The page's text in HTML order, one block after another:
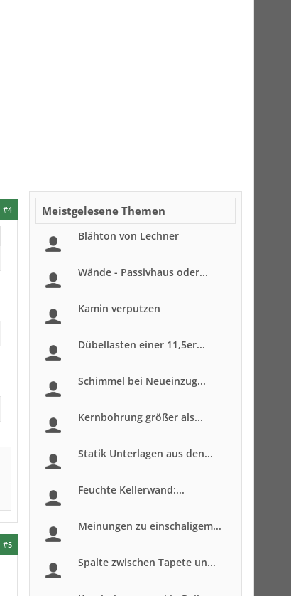
#4
#5
Meistgelesene Themen
Blähton von Lechner
Wände - Passivhaus oder...
Kamin verputzen
Dübellasten einer 11,5er...
Schimmel bei Neueinzug...
Kernbohrung größer als...
Statik Unterlagen aus den...
Feuchte Kellerwand:...
Meinungen zu einschaligem...
Spalte zwischen Tapete un...